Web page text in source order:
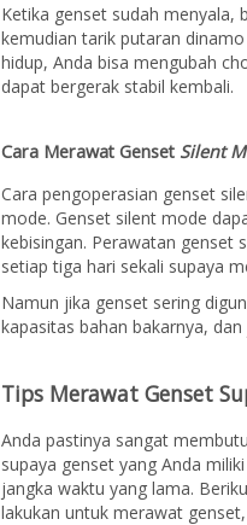
Ketika genset sudah menyala,
kemudian tarik putaran
hidup, Anda bisa mengubah
dapat bergerak stabil kembali.
Cara Merawat Genset Silent
Cara pengoperasian genset
mode. Genset silent mode
kebisingan. Perawatan genset
setiap tiga hari sekali supaya
Namun jika genset sering
kapasitas bahan bakarnya,
Tips Merawat Genset
Anda pastinya sangat
supaya genset yang Anda
jangka waktu yang lama.
lakukan untuk merawat